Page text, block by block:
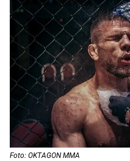
Foto: OKTAGON MMA